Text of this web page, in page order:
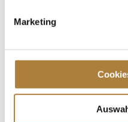
Marketing
Fotos: li. Anton mit
Voice of Germany.